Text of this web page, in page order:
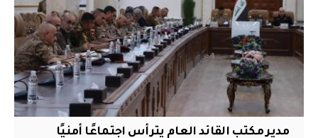
مدير مكتب القائد العام يترأس اجتماعًا أمنيًا